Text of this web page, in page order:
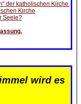
der katholischen Kirche.
Kirche
Seele?
wird es